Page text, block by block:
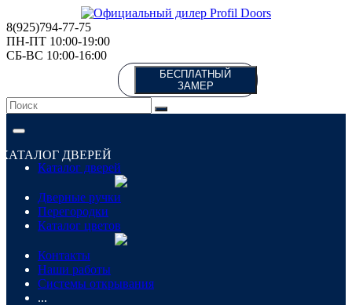
8(925)794-77-75
ПН-ПТ 10:00-19:00
СБ-ВС 10:00-16:00
БЕСПЛАТНЫЙ
ЗАМЕР
КАТАЛОГ ДВЕРЕЙ
Каталог дверей
Дверные ручки
Перегородки
Каталог цветов
Контакты
Наши работы
Системы открывания
...